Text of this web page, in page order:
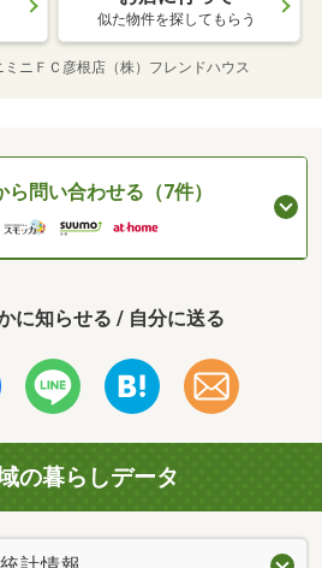
似た物件を探してもらう
ミニＦＣ彦根店（株）フレンドハウス
ら問い合わせる（7件）
に知らせる / 自分に送る
の暮らしデータ